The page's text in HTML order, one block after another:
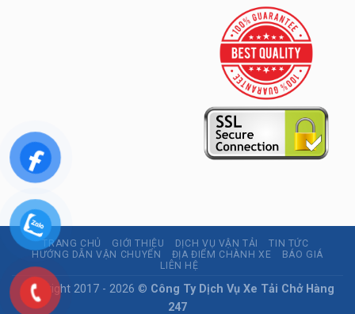
TRANG CHỦ GIỚI THIỆU DỊCH VỤ VẬN TẢI
TIN TỨC
HƯỚNG DẪN VẬN CHUYỂN
ĐỊA ĐIỂM CHÀNH XE
BÁO GIÁ
LIÊN HỆ
Copyright 2017 - 2026 © Công Ty Dịch Vụ Xe Tải Chở Hàng
247